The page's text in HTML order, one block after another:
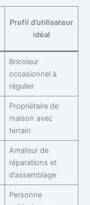
Profil d’utilisateur
idéal
Bricoleur
occasionnel à
régulier
Propriétaire de
maison avec
terrain
Amateur de
réparations et
d’assemblage
Personne